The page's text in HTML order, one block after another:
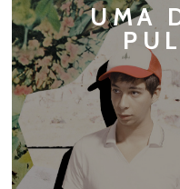
UMA